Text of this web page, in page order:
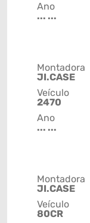
Ano
... ...
Montadora
JI.CASE
Veículo
2470
Ano
... ...
Montadora
JI.CASE
Veículo
80CR